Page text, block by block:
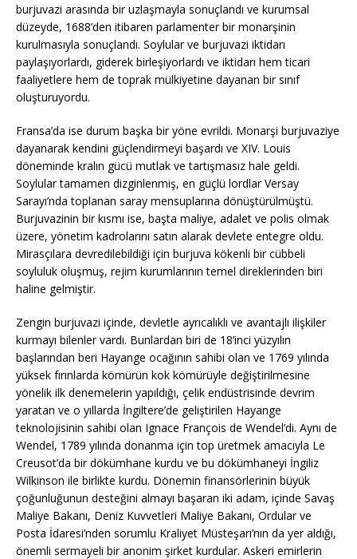
burjuvazi arasında bir uzlaşmayla sonuçlandı ve kurumsal
düzeyde, 1688’den itibaren parlamenter bir monarşinin
kurulmasıyla sonuçlandı. Soylular ve burjuvazi iktidarı
paylaşıyorlardı, giderek birleşiyorlardı ve iktidarı hem ticari
faaliyetlere hem de toprak mülkiyetine dayanan bir sınıf
oluşturuyordu.
Fransa’da ise durum başka bir yöne evrildi. Monarşi burjuvaziye
dayanarak kendini güçlendirmeyi başardı ve XIV. Louis
döneminde kralın gücü mutlak ve tartışmasız hale geldi.
Soylular tamamen dizginlenmiş, en güçlü lordlar Versay
Sarayı’nda toplanan saray mensuplarına dönüştürülmüştü.
Burjuvazinin bir kısmı ise, başta maliye, adalet ve polis olmak
üzere, yönetim kadrolarını satın alarak devlete entegre oldu.
Mirasçılara devredilebildiği için burjuva kökenli bir cübbeli
soyluluk oluşmuş, rejim kurumlarının temel direklerinden biri
haline gelmiştir.
Zengin burjuvazi içinde, devletle ayrıcalıklı ve avantajlı ilişkiler
kurmayı bilenler vardı. Bunlardan biri de 18’inci yüzyılın
başlarından beri Hayange ocağının sahibi olan ve 1769 yılında
yüksek fırınlarda kömürün kok kömürüyle değiştirilmesine
yönelik ilk denemelerin yapıldığı, çelik endüstrisinde devrim
yaratan ve o yıllarda İngiltere’de geliştirilen Hayange
teknolojisinin sahibi olan Ignace François de Wendel’di. Aynı de
Wendel, 1789 yılında donanma için top üretmek amacıyla Le
Creusot’da bir dökümhane kurdu ve bu dökümhaneyi İngiliz
Wilkinson ile birlikte kurdu. Dönemin finansörlerinin büyük
çoğunluğunun desteğini almayı başaran iki adam, içinde Savaş
Maliye Bakanı, Deniz Kuvvetleri Maliye Bakanı, Ordular ve
Posta İdaresi’nden sorumlu Kraliyet Müsteşarı’nın da yer aldığı,
önemli sermayeli bir anonim şirket kurdular. Askeri emirlerin